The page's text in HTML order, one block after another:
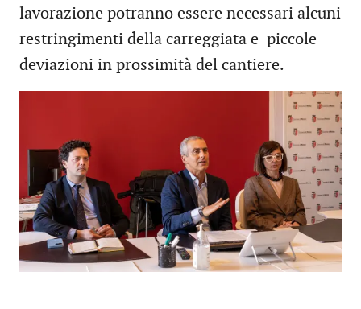
lavorazione potranno essere necessari alcuni
restringimenti della carreggiata e piccole
deviazioni in prossimità del cantiere.